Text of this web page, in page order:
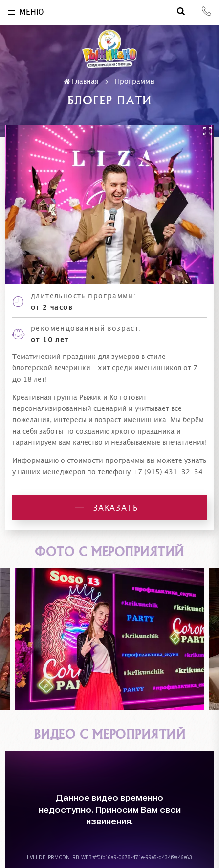
МЕНЮ
Главная Программы
БЛОГЕР ПАТИ
длительность программы:
от 2 часов
рекомендованный возраст:
от 10 лет
Тематический праздник для зумеров в стиле
блогерской вечеринки – хит среди именинников от 7
до 18 лет!
Креативная группа Рыжик и Ко готовит
персонализированный сценарий и учитывает все
пожелания, интересы и возраст именинника. Мы берём
на себя заботы по созданию яркого праздника и
гарантируем вам качество и незабываемые впечатления!
Информацию о стоимости программы вы можете узнать
у наших менеджеров по телефону +7 (915) 431-32-34.
ЗАКАЗАТЬ
ФОТО С МЕРОПРИЯТИЙ
ВИДЕО С МЕРОПРИЯТИЙ